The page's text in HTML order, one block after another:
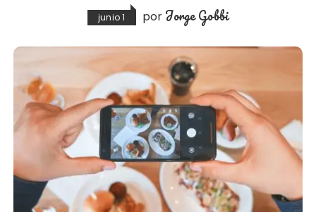
junio 1 por Jorge Gobbi